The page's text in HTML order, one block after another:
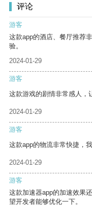
评论
游客
这款app的酒店、餐厅推荐
验。
2024-01-29
游客
这款游戏的剧情非常感人，
2024-01-29
游客
这款app的物流非常快捷，
2024-01-29
游客
这款加速器app的加速效果
望开发者能够优化一下。